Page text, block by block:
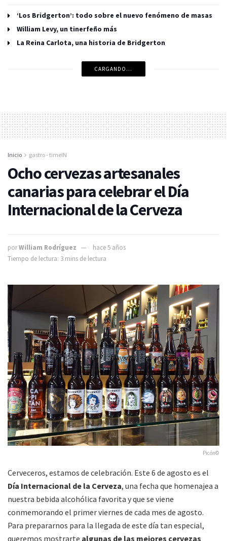
‘Los Bridgerton’: todo sobre el nuevo fenómeno de masas
William Levy, un tinerfeño más
La Reina Carlota, una historia de Bridgerton
CARGANDO...
Inicio gastro - timeIN
Ocho cervezas artesanales
canarias para celebrar el Día
Internacional de la Cerveza
porWilliam Rodríguez
hace 5 años
Tiempo de lectura: 3 mins de lectura
Picón©
Cerveceros, estamos de celebración. Este 6 de agosto es el
Día Internacional de la Cerveza, una fecha que homenajea a
nuestra bebida alcohólica favorita y que se viene
conmemorando el primer viernes de cada mes de agosto.
Para prepararnos para la llegada de este día tan especial,
queremos mostrarte algunas de las mejores cervezas